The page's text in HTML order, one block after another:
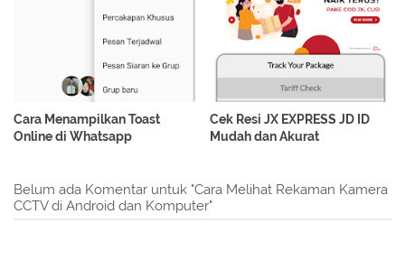
Cara Menampilkan Toast
Online di Whatsapp
Cek Resi JX EXPRESS JD ID
Mudah dan Akurat
Belum ada Komentar untuk "Cara Melihat Rekaman Kamera
CCTV di Android dan Komputer"